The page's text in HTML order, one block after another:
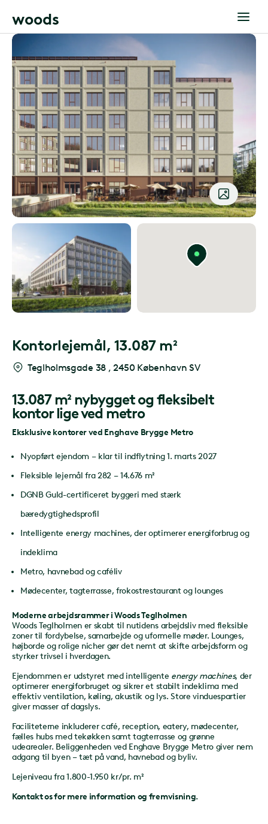
woods
Kontorlejemål, 13.087 m²
Teglholmsgade 38 , 2450 København SV
13.087 m² nybygget og fleksibelt
kontor lige ved metro
Eksklusive kontorer ved Enghave Brygge Metro
Nyopført ejendom – klar til indflytning 1. marts 2027
Fleksible lejemål fra 282 – 14.676 m²
DGNB Guld-certificeret byggeri med stærk
bæredygtighedsprofil
Intelligente energy machines, der optimerer energiforbrug og
indeklima
Metro, havnebad og caféliv
Mødecenter, tagterrasse, frokostrestaurant og lounges
Moderne arbejdsrammer i Woods Teglholmen
Woods Teglholmen er skabt til nutidens arbejdsliv med fleksible
zoner til fordybelse, samarbejde og uformelle møder. Lounges,
højborde og rolige nicher gør det nemt at skifte arbejdsform og
styrker trivsel i hverdagen.
Ejendommen er udstyret med intelligente energy machines, der
optimerer energiforbruget og sikrer et stabilt indeklima med
effektiv ventilation, køling, akustik og lys. Store vinduespartier
giver masser af dagslys.
Faciliteterne inkluderer café, reception, eatery, mødecenter,
fælles hubs med tekøkken samt tagterrasse og grønne
udearealer. Beliggenheden ved Enghave Brygge Metro giver nem
adgang til byen – tæt på vand, havnebad og byliv.
Lejeniveau fra 1.800-1.950 kr/pr. m²
Kontakt os for mere information og fremvisning.